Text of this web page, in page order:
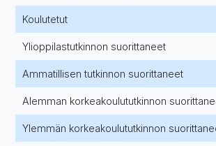
Koulutetut
Ylioppilastutkinnon suorittaneet
Ammatillisen tutkinnon suorittaneet
Alemman korkeakoulututkinnon
Ylemmän korkeakoulututkinnon